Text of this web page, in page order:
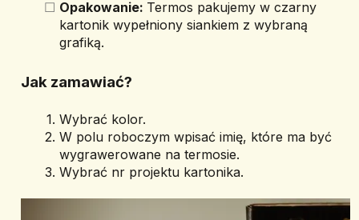
Opakowanie: Termos pakujemy w czarny
kartonik wypełniony siankiem z wybraną
grafiką.
Jak zamawiać?
Wybrać kolor.
W polu roboczym wpisać imię, które ma być
wygrawerowane na termosie.
Wybrać nr projektu kartonika.